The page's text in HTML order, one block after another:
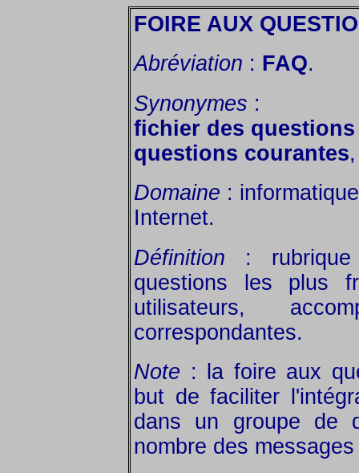
FOIRE AUX
Abréviation : FAQ.
Synonymes :
fichier des
questions courantes
Domaine :
Internet.
Définition : rubrique
questions les plus
utilisateurs,
correspondantes.
Note : la foire aux
but de faciliter
dans un groupe de
nombre des